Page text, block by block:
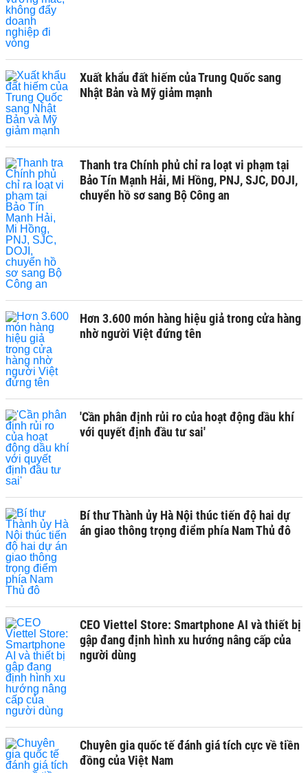
Xuất khẩu đất hiếm của Trung Quốc sang
Nhật Bản và Mỹ giảm mạnh
Thanh tra Chính phủ chỉ ra loạt vi phạm tại
Bảo Tín Mạnh Hải, Mi Hồng, PNJ, SJC, DOJI,
chuyển hồ sơ sang Bộ Công an
Hơn 3.600 món hàng hiệu giả trong cửa hàng
nhờ người Việt đứng tên
'Cần phân định rủi ro của hoạt động dầu khí
với quyết định đầu tư sai'
Bí thư Thành ủy Hà Nội thúc tiến độ hai dự
án giao thông trọng điểm phía Nam Thủ đô
CEO Viettel Store: Smartphone AI và thiết bị
gập đang định hình xu hướng nâng cấp của
người dùng
Chuyên gia quốc tế đánh giá tích cực về tiền
đồng của Việt Nam